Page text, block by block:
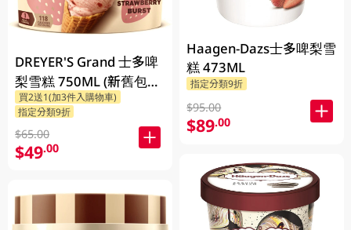
DREYER'S Grand 士多啤
梨雪糕 750ML (新舊包裝
隨機發貨)
買2送1(加3件入購物車)
指定分類9折
$65.00
$49.00
Haagen-Dazs士多啤梨雪
糕 473ML
指定分類9折
$95.00
$89.00